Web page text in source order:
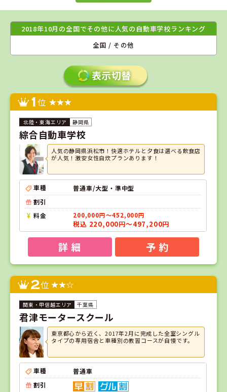
2018年10月の全国でその他に人気の自動車学校ランキング
全国 / その他
1位
静岡県
綜合自動車学校
人気の静岡県浜松市！快適ホテルと夕食は選べる飲食店
が人気！激安女性自炊プランあります！
車種
普通車/大型・準中型
割引
料金
200,000円～452,000円
税込 220,000円～497,200円
詳 細 予 約
2位
千葉県
君津モータースクール
東京都心から近く、2017年2月に完成した全室シングル
タイプの専用宿舎と車種別の教習コースが自慢です。
車種
普通車
割引